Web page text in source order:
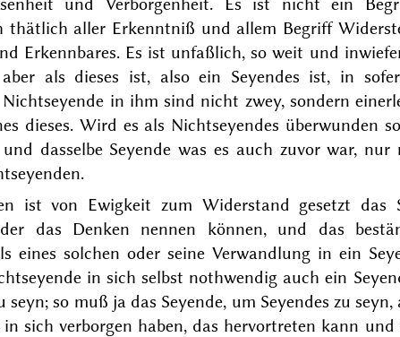
thätlich aller Erkenntniß und allem Begriff
Erkennbares. Es ist unfaßlich, so weit und
als dieses ist, also ein Seyendes ist, in
in ihm sind nicht zwey, sondern
dieses. Wird es als Nichtseyendes überwunden
dasselbe Seyende was es auch zuvor war, nur
ist von Ewigkeit zum Widerstand gesetzt das
das Denken nennen können, und das
eines solchen oder seine Verwandlung in ein
in sich selbst nothwendig auch ein
so muß ja das Seyende, um Seyendes zu seyn,
sich verborgen haben, das hervortreten kann und